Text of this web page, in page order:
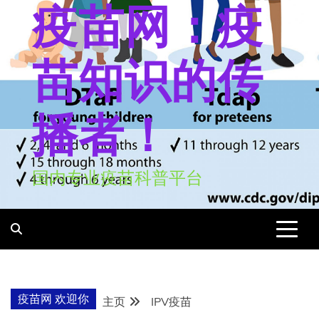
疫苗网：疫
苗知识的传
播者！
国内专业疫苗科普平台
疫苗网 欢迎你 主页 IPV疫苗